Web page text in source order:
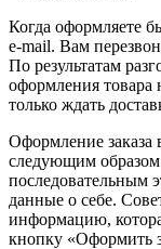
Когда оформляете
e-mail. Вам
По результатам
оформления товара
только ждать
Оформление заказа
следующим
последовательным
данные о себе.
информацию,
кнопку «Оформить